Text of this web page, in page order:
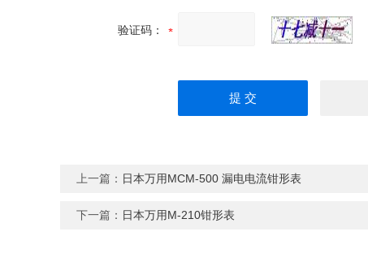
验证码：
上一篇： 日本万用MCM-500 漏电电流钳形表
下一篇： 日本万用M-210钳形表